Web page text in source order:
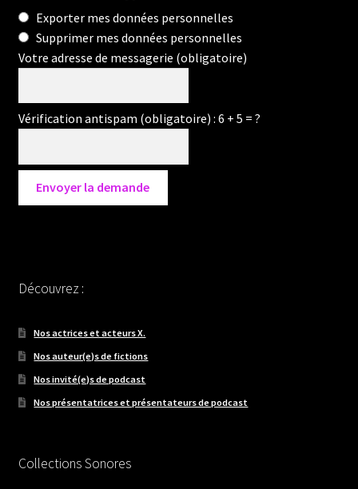
Mon compte
Exporter mes données personnelles
Supprimer mes données personnelles
Votre adresse de messagerie (obligatoire)
Vérification antispam (obligatoire) : 6 + 5 = ?
Découvrez :
Nos actrices et acteurs X.
Nos auteur(e)s de fictions
Nos invité(e)s de podcast
Nos présentatrices et présentateurs de podcast
Collections Sonores